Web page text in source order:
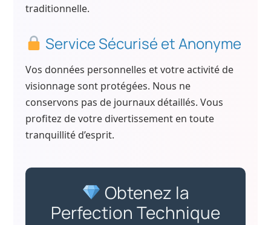
traditionnelle.
Service Sécurisé et Anonyme
Vos données personnelles et votre activité de
visionnage sont protégées. Nous ne
conservons pas de journaux détaillés. Vous
profitez de votre divertissement en toute
tranquillité d’esprit.
Obtenez la
Perfection Technique